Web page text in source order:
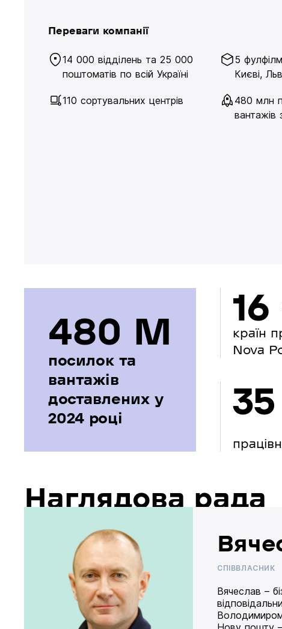
Переваги компанії
14 000 відділень та 25 000
поштоматів по всій Україні
5
Києві,
110 сортувальних центрів
480 млн
вантажів
480 М
посилок та
вантажів
доставлених у
2024 році
16
країн
Nova
Наглядова рада
СПІВВЛАСНИК
Вячеслав –